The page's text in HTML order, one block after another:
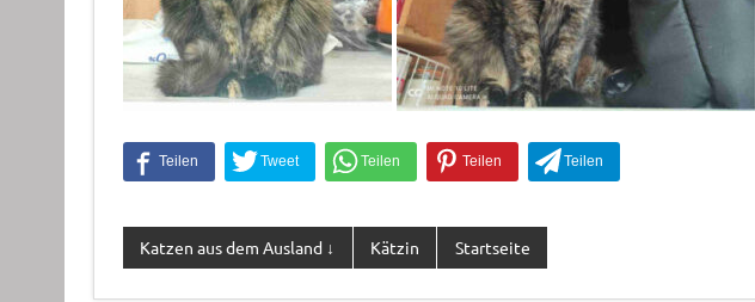
Katzen aus dem Ausland ↓ Kätzin Startseite